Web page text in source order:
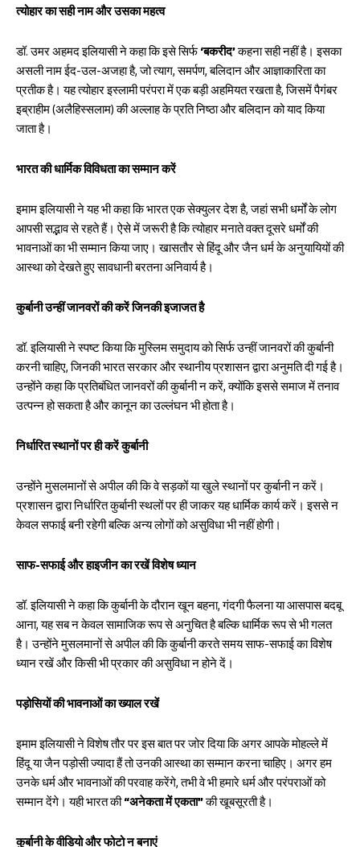
त्योहार का सही नाम और उसका महत्व
डॉ. उमर अहमद इलियासी ने कहा कि इसे सिर्फ‘बकरीद’कहना सही नहीं है। इसका
असली नाम ईद-उल-अजहा है, जो त्याग, समर्पण, बलिदान और आज्ञाकारिता का
प्रतीक है। यह त्योहार इस्लामी परंपरा में एक बड़ी अहमियत रखता है, जिसमें पैगंबर
इब्राहीम (अलैहिस्सलाम) की अल्लाह के प्रति निष्ठा और बलिदान को याद किया
जाता है।
भारत की धार्मिक विविधता का सम्मान करें
इमाम इलियासी ने यह भी कहा कि भारत एक सेक्युलर देश है, जहां सभी धर्मों के लोग
आपसी सद्भाव से रहते हैं। ऐसे में जरूरी है कि त्योहार मनाते वक्त दूसरे धर्मों की
भावनाओं का भी सम्मान किया जाए। खासतौर से हिंदू और जैन धर्म के अनुयायियों की
आस्था को देखते हुए सावधानी बरतना अनिवार्य है।
कुर्बानी उन्हीं जानवरों की करें जिनकी इजाजत है
डॉ. इलियासी ने स्पष्ट किया कि मुस्लिम समुदाय को सिर्फ उन्हीं जानवरों की कुर्बानी
करनी चाहिए, जिनकी भारत सरकार और स्थानीय प्रशासन द्वारा अनुमति दी गई है।
उन्होंने कहा कि प्रतिबंधित जानवरों की कुर्बानी न करें, क्योंकि इससे समाज में तनाव
उत्पन्न हो सकता है और कानून का उल्लंघन भी होता है।
निर्धारित स्थानों पर ही करें कुर्बानी
उन्होंने मुसलमानों से अपील की कि वे सड़कों या खुले स्थानों पर कुर्बानी न करें।
प्रशासन द्वारा निर्धारित कुर्बानी स्थलों पर ही जाकर यह धार्मिक कार्य करें। इससे न
केवल सफाई बनी रहेगी बल्कि अन्य लोगों को असुविधा भी नहीं होगी।
साफ-सफाई और हाइजीन का रखें विशेष ध्यान
डॉ. इलियासी ने कहा कि कुर्बानी के दौरान खून बहना, गंदगी फैलना या आसपास बदबू
आना, यह सब न केवल सामाजिक रूप से अनुचित है बल्कि धार्मिक रूप से भी गलत
है। उन्होंने मुसलमानों से अपील की कि कुर्बानी करते समय साफ-सफाई का विशेष
ध्यान रखें और किसी भी प्रकार की असुविधा न होने दें।
पड़ोसियों की भावनाओं का ख्याल रखें
इमाम इलियासी ने विशेष तौर पर इस बात पर जोर दिया कि अगर आपके मोहल्ले में
हिंदू या जैन पड़ोसी ज्यादा हैं तो उनकी आस्था का सम्मान करना चाहिए। अगर हम
उनके धर्म और भावनाओं की परवाह करेंगे, तभी वे भी हमारे धर्म और परंपराओं को
सम्मान देंगे। यही भारत की“अनेकता में एकता”की खूबसूरती है।